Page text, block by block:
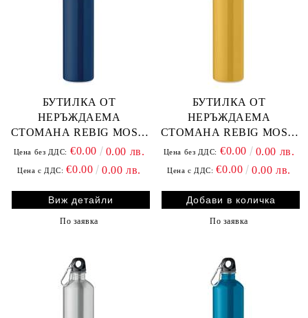
БУТИЛКА ОТ
НЕРЪЖДАЕМА
СТОМАНА REBIG MOSS,
Т. СИНЯ
Цена без ДДС: €0.00 0.00 лв.
Цена с ДДС: €0.00 0.00 лв.
Виж детайли
По заявка
БУТИЛКА ОТ
НЕРЪЖДАЕМА
СТОМАНА REBIG MOSS,
ОХРА
Цена без ДДС: €0.00 0.00 лв.
Цена с ДДС: €0.00 0.00 лв.
По заявка